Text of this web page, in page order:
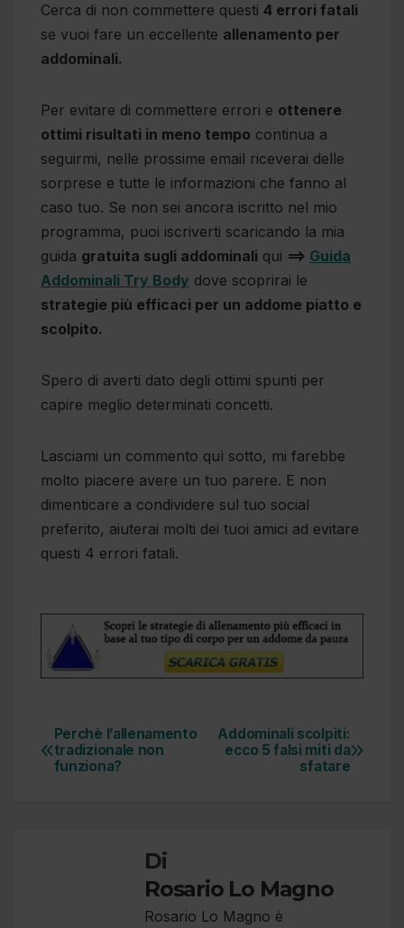
Cerca di non commettere questi 4 errori fatali
se vuoi fare un eccellente allenamento per
addominali.
Per evitare di commettere errori e ottenere
ottimi risultati in meno tempo continua a
seguirmi, nelle prossime email riceverai delle
sorprese e tutte le informazioni che fanno al
caso tuo. Se non sei ancora iscritto nel mio
programma, puoi iscriverti scaricando la mia
guida gratuita sugli addominali qui ==> Guida
Addominali Try Body dove scoprirai le
strategie più efficaci per un addome piatto e
scolpito.
Spero di averti dato degli ottimi spunti per
capire meglio determinati concetti.
Lasciami un commento quì sotto, mi farebbe
molto piacere avere un tuo parere. E non
dimenticare a condividere sul tuo social
preferito, aiuterai molti dei tuoi amici ad evitare
questi 4 errori fatali.
Addominali scolpiti:
ecco 5 falsi miti da
sfatare
Perchè l’allenamento
tradizionale non
funziona?
Di
Rosario Lo Magno
Rosario Lo Magno è